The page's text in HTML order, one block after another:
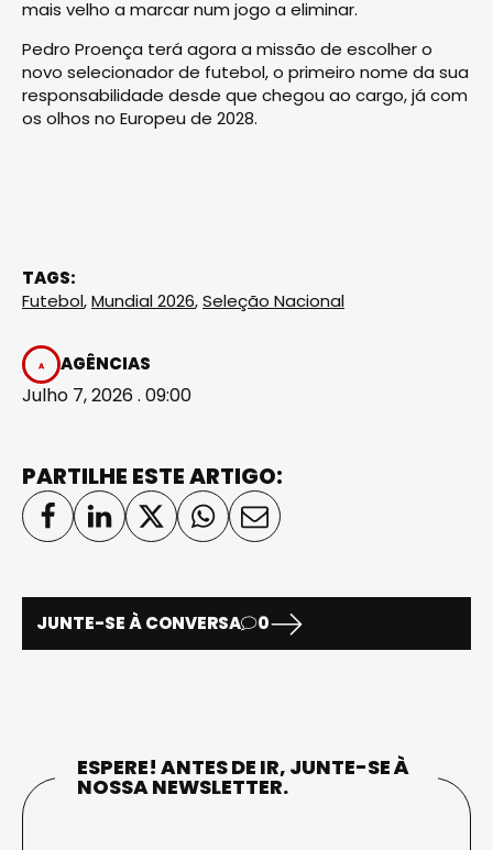
mais velho a marcar num jogo a eliminar.
Pedro Proença terá agora a missão de escolher o
novo selecionador de futebol, o primeiro nome da sua
responsabilidade desde que chegou ao cargo, já com
os olhos no Europeu de 2028.
TAGS:
Futebol,Mundial 2026,Seleção Nacional
AGÊNCIAS
Julho 7, 2026 . 09:00
PARTILHE ESTE ARTIGO:
JUNTE-SE À CONVERSA 0
ESPERE! ANTES DE IR, JUNTE-SE À
NOSSA NEWSLETTER.